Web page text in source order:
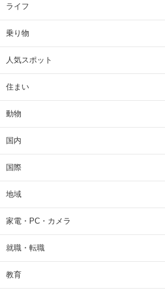
ライフ
乗り物
人気スポット
住まい
動物
国内
国際
地域
家電・PC・カメラ
就職・転職
教育